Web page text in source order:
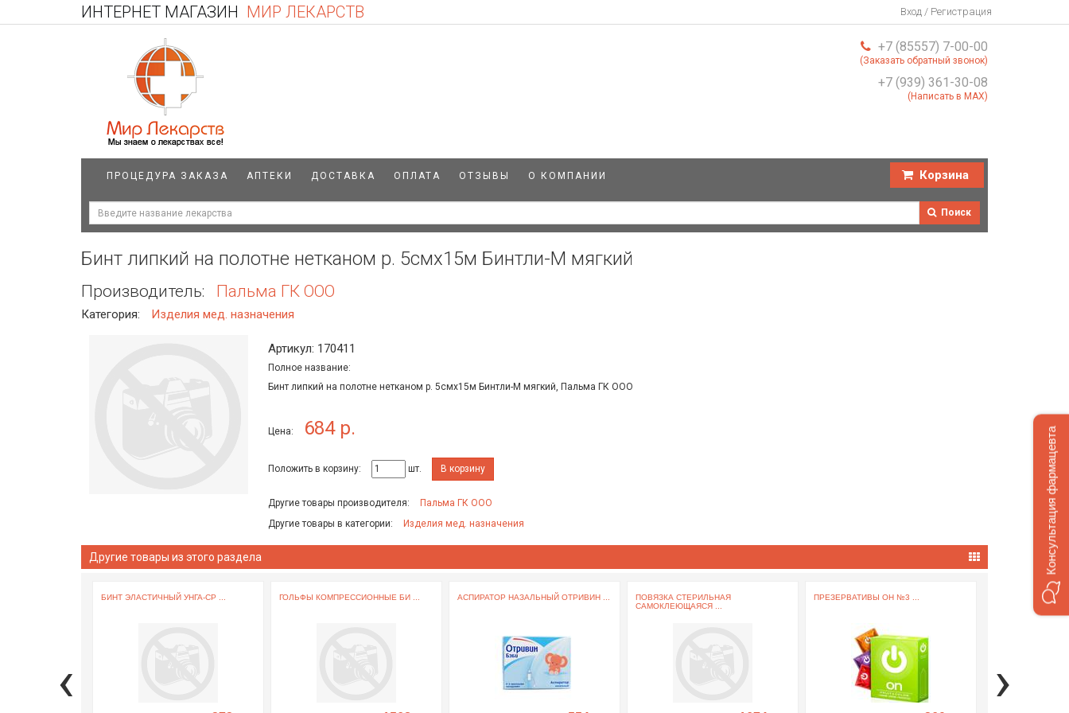
ИНТЕРНЕТ МАГАЗИН МИР ЛЕКАРСТВ Вход / Регистрация
+7 (85557) 7-00-00
(Заказать обратный звонок)
+7 (939) 361-30-08
(Написать в MAX)
ПРОЦЕДУРА ЗАКАЗА АПТЕКИ ДОСТАВКА ОПЛАТА ОТЗЫВЫ О КОМПАНИИ Корзина
Поиск
Бинт липкий на полотне нетканом р. 5смх15м Бинтли-М мягкий
Производитель: Пальма ГК ООО
Категория: Изделия мед. назначения
Артикул: 170411
Полное название:
Бинт липкий на полотне нетканом р. 5смх15м Бинтли-М мягкий, Пальма ГК ООО
Цена: 684 р.
Положить в корзину: шт. В корзину
Другие товары производителя:
Пальма ГК ООО
Другие товары в категории:
Изделия мед. назначения
Другие товары из этого раздела
БИНТ ЭЛАСТИЧНЫЙ УНГА-СР ... ГОЛЬФЫ КОМПРЕССИОННЫЕ БИ ... АСПИРАТОР НАЗАЛЬНЫЙ ОТРИВИН ...
ПОВЯЗКА СТЕРИЛЬНАЯ
САМОКЛЕЮЩАЯСЯ ...
ПРЕЗЕРВАТИВЫ ОН №3 ... БИНТ
‹ ›
Консультация фармацевта